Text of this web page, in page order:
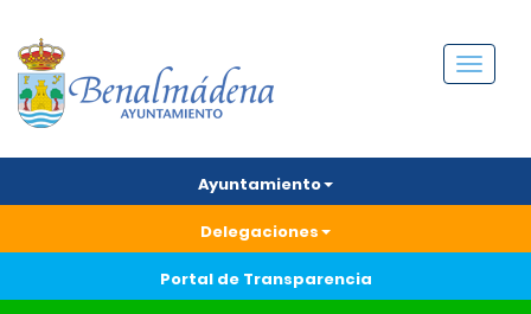
Menú
Ayuntamiento
Delegaciones
Portal de Transparencia